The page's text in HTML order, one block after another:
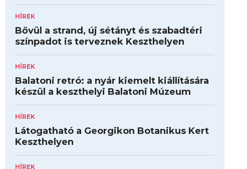
HÍREK
Bővül a strand, új sétányt és szabadtéri
színpadot is terveznek Keszthelyen
HÍREK
Balatoni retró: a nyár kiemelt kiállítására
készül a keszthelyi Balatoni Múzeum
HÍREK
Látogatható a Georgikon Botanikus Kert
Keszthelyen
HÍREK